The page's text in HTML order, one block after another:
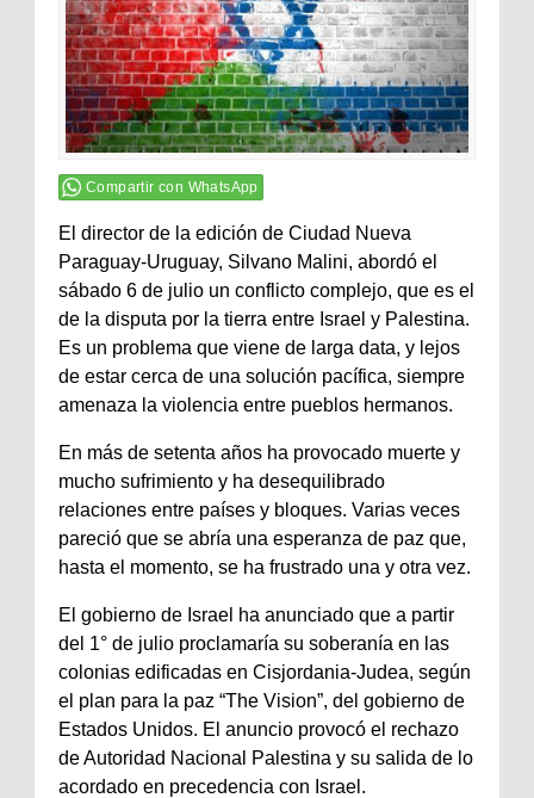
Compartir con WhatsApp
El director de la edición de Ciudad Nueva
Paraguay-Uruguay, Silvano Malini, abordó el
sábado 6 de julio un conflicto complejo, que es el
de la disputa por la tierra entre Israel y Palestina.
Es un problema que viene de larga data, y lejos
de estar cerca de una solución pacífica, siempre
amenaza la violencia entre pueblos hermanos.
En más de setenta años ha provocado muerte y
mucho sufrimiento y ha desequilibrado
relaciones entre países y bloques. Varias veces
pareció que se abría una esperanza de paz que,
hasta el momento, se ha frustrado una y otra vez.
El gobierno de Israel ha anunciado que a partir
del 1° de julio proclamaría su soberanía en las
colonias edificadas en Cisjordania-Judea, según
el plan para la paz “The Vision”, del gobierno de
Estados Unidos. El anuncio provocó el rechazo
de Autoridad Nacional Palestina y su salida de lo
acordado en precedencia con Israel.